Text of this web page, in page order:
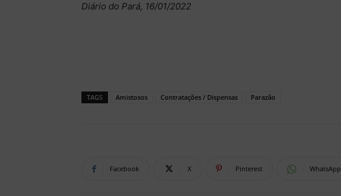
Diário do Pará, 16/01/2022
TAGS Amistosos Contratações / Dispensas Parazão
Facebook X Pinterest WhatsApp